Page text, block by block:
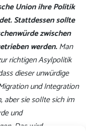
Union ihre Politik
Stattdessen sollte
zwischen
werden.Man
richtigen Asylpolitik
dieser unwürdige
und Integration
aber sie sollte sich im
und
Das wird